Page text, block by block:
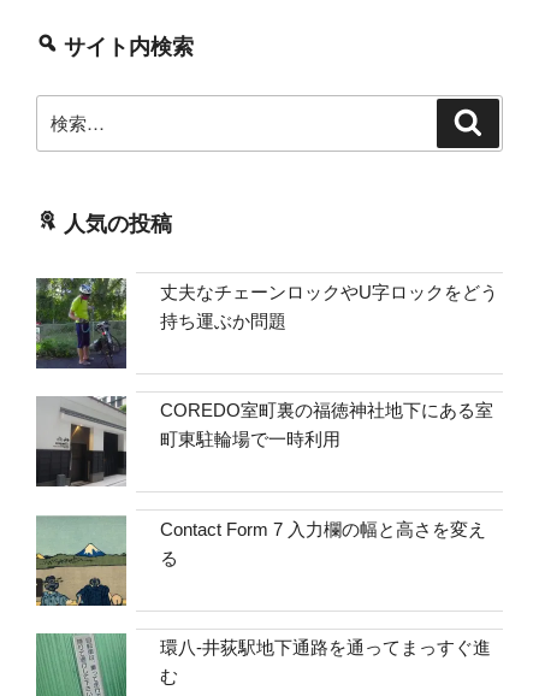
サイト内検索
索:
人気の投稿
丈夫なチェーンロックやU字ロックをどう
持ち運ぶか問題
COREDO室町裏の福徳神社地下にある室
町東駐輪場で一時利用
Contact Form 7 入力欄の幅と高さを変え
る
環八-井荻駅地下通路を通ってまっすぐ進
む